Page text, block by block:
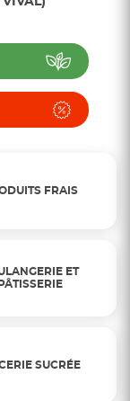
FRAIS
ET
PÂTISSERIE
SUCRÉE